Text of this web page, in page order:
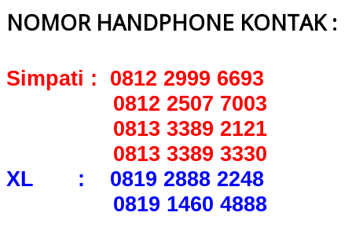
NOMOR HANDPHONE KONTAK :
Simpati : 0812 2999 6693
0812 2507 7003
0813 3389 2121
0813 3389 3330
XL : 0819 2888 2248
0819 1460 4888